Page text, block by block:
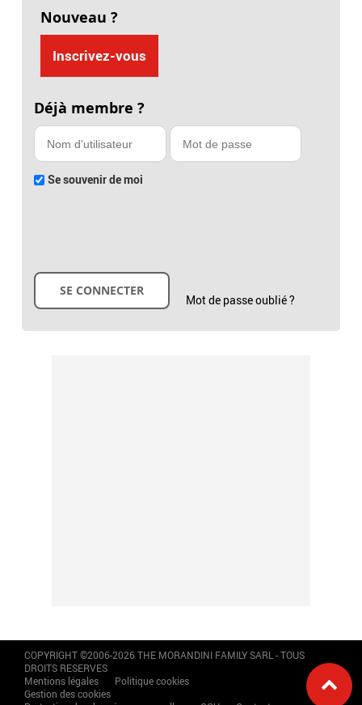
Nouveau ?
Inscrivez-vous
Déjà membre ?
Se souvenir de moi
Mot de passe oublié ?
COPYRIGHT ©2006-2026 THE MORANDINI FAMILY SARL - TOUS
DROITS RESERVES
Mentions légales
Politique cookies
Gestion des cookies